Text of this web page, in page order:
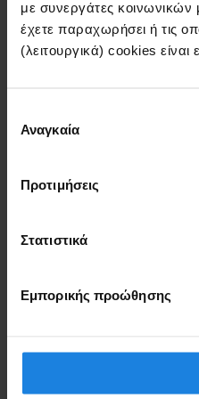
με συνεργάτες
έχετε παραχωρήσει ή τις
(λειτουργικά) cookies
συγκατάθεσης
Αναγκαία
Προτιμήσεις
Στατιστικά
Εμπορικής προώθησης